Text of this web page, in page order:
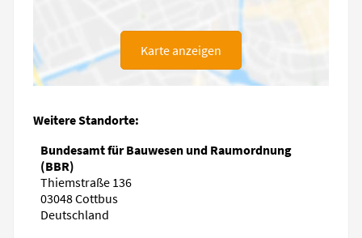
Karte anzeigen
Weitere Standorte:
Bundesamt für Bauwesen und Raumordnung
(BBR)
Thiemstraße 136
03048 Cottbus
Deutschland